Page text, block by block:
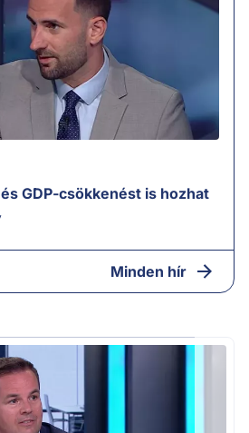
GDP-csökkenést is hozhat
Minden hír